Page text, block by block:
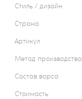
Стиль / дизайн
Страна
Артикул
Метод производства
Состав ворса
Стоимость